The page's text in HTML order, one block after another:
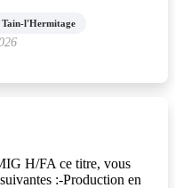
Tain-l'Hermitage
H/FA ce titre, vous
:-Production en